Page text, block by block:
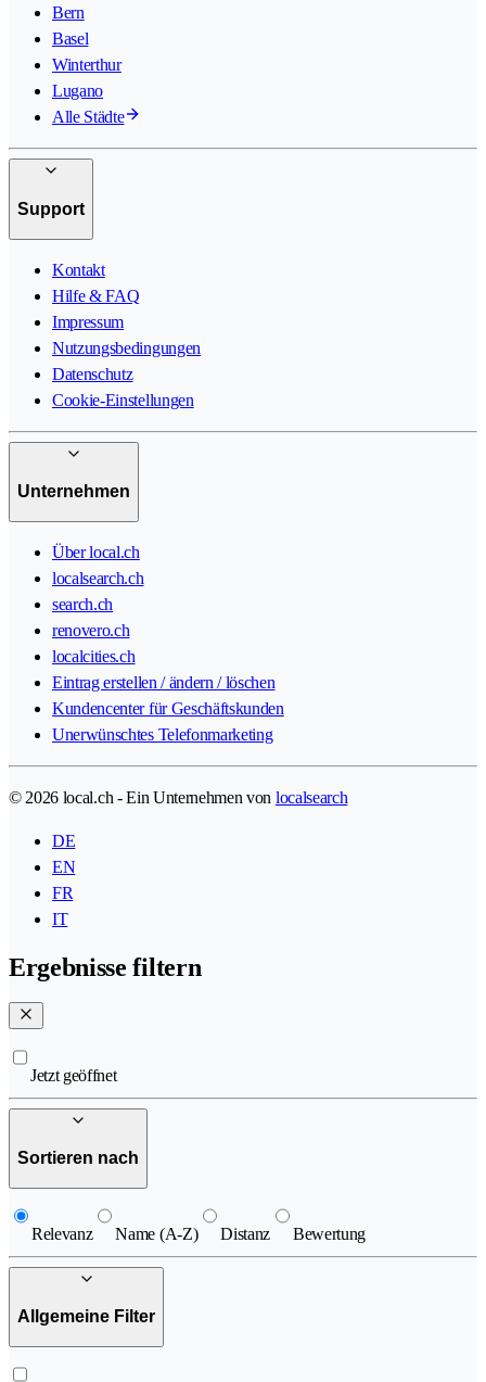
Bern
Basel
Winterthur
Lugano
Alle Städte
Support
Kontakt
Hilfe & FAQ
Impressum
Nutzungsbedingungen
Datenschutz
Cookie-Einstellungen
Unternehmen
Über local.ch
localsearch.ch
search.ch
renovero.ch
localcities.ch
Eintrag erstellen / ändern / löschen
Kundencenter für Geschäftskunden
Unerwünschtes Telefonmarketing
© 2026 local.ch - Ein Unternehmen von localsearch
DE
EN
FR
IT
Ergebnisse filtern
Jetzt geöffnet
Sortieren nach
Relevanz Name (A-Z) Distanz Bewertung
Allgemeine Filter